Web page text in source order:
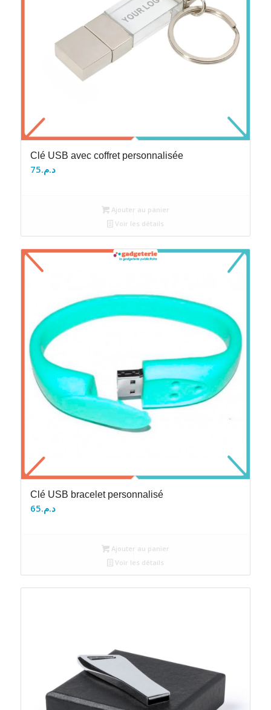
Clé USB avec coffret personnalisée
د.م.75
Ajouter au panier
Voir les détails
Clé USB bracelet personnalisé
د.م.65
Ajouter au panier
Voir les détails